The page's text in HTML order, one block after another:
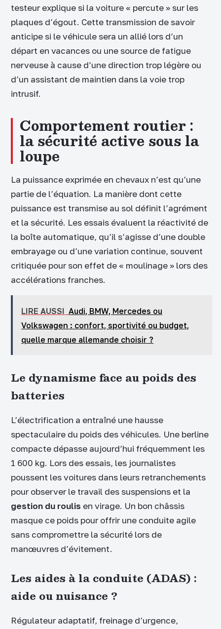
testeur explique si la voiture « percute » sur les
plaques d’égout. Cette transmission de savoir
anticipe si le véhicule sera un allié lors d’un
départ en vacances ou une source de fatigue
nerveuse à cause d’une direction trop légère ou
d’un assistant de maintien dans la voie trop
intrusif.
Comportement routier :
la sécurité active sous la
loupe
La puissance exprimée en chevaux n’est qu’une
partie de l’équation. La manière dont cette
puissance est transmise au sol définit l’agrément
et la sécurité. Les essais évaluent la réactivité de
la boîte automatique, qu’il s’agisse d’une double
embrayage ou d’une variation continue, souvent
critiquée pour son effet de « moulinage » lors des
accélérations franches.
LIRE AUSSI Audi, BMW, Mercedes ou
Volkswagen : confort, sportivité ou budget,
quelle marque allemande choisir ?
Le dynamisme face au poids des
batteries
L’électrification a entraîné une hausse
spectaculaire du poids des véhicules. Une berline
compacte dépasse aujourd’hui fréquemment les
1 600 kg. Lors des essais, les journalistes
poussent les voitures dans leurs retranchements
pour observer le travail des suspensions et la
gestion du roulis en virage. Un bon châssis
masque ce poids pour offrir une conduite agile
sans compromettre la sécurité lors de
manœuvres d’évitement.
Les aides à la conduite (ADAS) :
aide ou nuisance ?
Régulateur adaptatif, freinage d’urgence,